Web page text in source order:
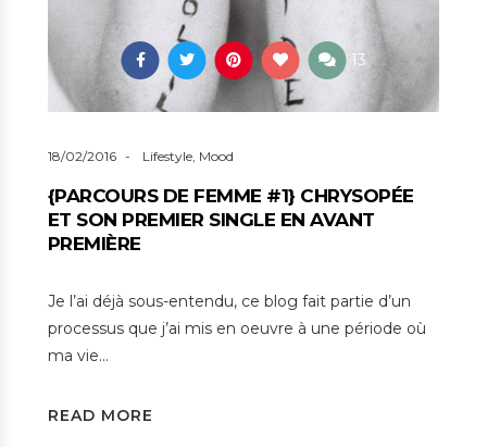
13
18/02/2016 Lifestyle, Mood
{PARCOURS DE FEMME #1} CHRYSOPÉE
ET SON PREMIER SINGLE EN AVANT
PREMIÈRE
Je l’ai déjà sous-entendu, ce blog fait partie d’un
processus que j’ai mis en oeuvre à une période où
ma vie…
READ MORE